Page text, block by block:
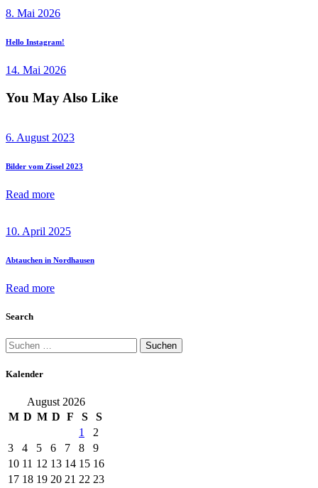
8. Mai 2026
Next
Hello Instagram!
14. Mai 2026
You May Also Like
6. August 2023
Bilder vom Zissel 2023
Read more
10. April 2025
Abtauchen in Nordhausen
Read more
Search
Suchen
nach:
Kalender
August 2026
M D M D F S
S
1
2
3
4 5 6 7 8
9
10 11 12 13 14 15 16
17 18 19 20 21 22 23